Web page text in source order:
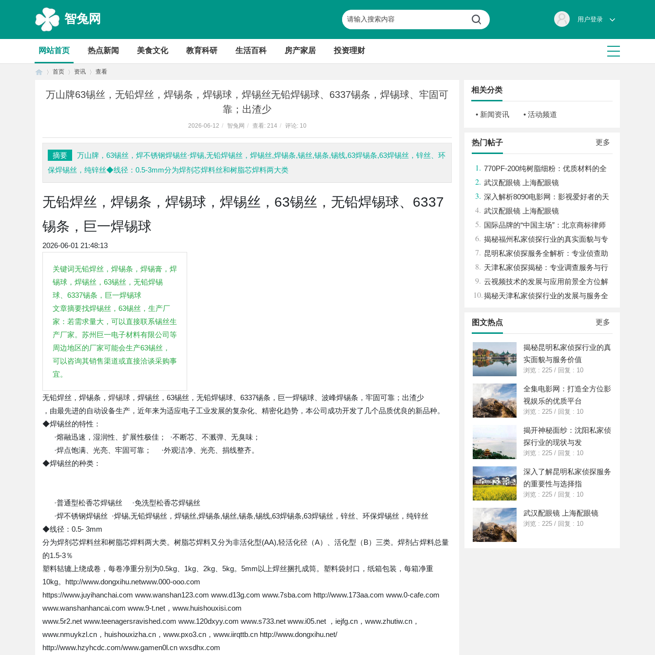
智兔网 用户登录
网站首页 热点新闻 美食文化 教育科研 生活百科 房产家居 投资理财
首页 资讯 查看
万山牌63锡丝，无铅焊丝，焊锡条，焊锡球，焊锡丝无铅焊锡球、6337锡条，焊锡球、牢固可
靠；出渣少
2026-06-12 / 智兔网 / 查看: 214 / 评论: 10
摘要
万山牌，63锡丝，焊不锈钢焊锡丝·焊锡,无铅焊锡丝，焊锡丝,焊锡条,锡丝,锡条,锡线,63焊锡条,63焊锡丝，锌丝、环
保焊锡丝，纯锌丝◆线径：0.5-3mm分为焊剂芯焊料丝和树脂芯焊料两大类
无铅焊丝，焊锡条，焊锡球，焊锡丝，63锡丝，无铅焊锡球、6337
锡条，巨一焊锡球
2026-06-01 21:48:13
关键词无铅焊丝，焊锡条，焊锡膏，焊
锡球，焊锡丝，63锡丝，无铅焊锡
球、6337锡条，巨一焊锡球
文章摘要找焊锡丝，63锡丝，生产厂
家：若需求量大，可以直接联系锡丝生
产厂家。苏州巨一电子材料有限公司等
周边地区的厂家可能会生产63锡丝，
可以咨询其销售渠道或直接洽谈采购事
宜。
无铅焊丝，焊锡条， 焊锡球 ，焊锡丝，63锡丝，无铅焊锡球、6337锡条，巨一焊锡球、波峰焊锡条，牢固可靠；出渣少
，由最先进的自动设备生产，近年来为适应电子工业发展的复杂化、精密化趋势，本公司成功开发了几个品质优良的新品种。
◆焊锡丝的特性：
·熔融迅速，湿润性、扩展性极佳； ·不断芯、不溅弹、无臭味；
·焊点饱满、光亮、牢固可靠； ·外观洁净、光亮、捐线整齐。
◆焊锡丝的种类：
·普通型松香芯焊锡丝 ·免洗型松香芯焊锡丝
·焊不锈钢焊锡丝 ·焊锡,无铅焊锡丝，焊锡丝,焊锡条,锡丝,锡条,锡线,63焊锡条,63焊锡丝，锌丝、环保焊锡丝，纯锌丝
◆线径：0.5- 3mm
分为焊剂芯焊料丝和树脂芯焊料两大类。树脂芯焊料又分为非活化型(AA),轻活化径（A）、活化型（B）三类。焊剂占焊料总量
的1.5-3％
塑料轱辘上绕成卷，每卷净重分别为0.5kg、1kg、2kg、5kg。5mm以上焊丝捆扎成筒。塑料袋封口，纸箱包装，每箱净重
10kg。http://www.dongxihu.netwww.000-ooo.com
https://www.juyihanchai.com www.wanshan123.com www.d13g.com www.7sba.com http://www.173aa.com www.0-cafe.com
www.wanshanhancai.com www.9-t.net，www.huishouxisi.com
www.5r2.net www.teenagersravished.com www.120dxyy.com www.s733.net www.i05.net ，iejfg.cn，www.zhutiw.cn，
www.nmuykzl.cn，huishouxizha.cn，www.pxo3.cn，www.iirqttb.cn http://www.dongxihu.net/
http://www.hzyhcdc.com/www.gamen0l.cn wxsdhx.com
相关分类
• 新闻资讯 • 活动频道
更多
热门帖子
1. 770PF-200纯树脂细粉：优质材料的全
貌与应用
2. 武汉配眼镜 上海配眼镜
3. 深入解析8090电影网：影视爱好者的天
堂与全新观影体验
4. 武汉配眼镜 上海配眼镜
5. 国际品牌的“中国主场”：北京商标律师
在跨境维权中的战略支点
6. 揭秘福州私家侦探行业的真实面貌与专
业服务
7. 昆明私家侦探服务全解析：专业侦查助
您解决疑难问题
8. 天津私家侦探揭秘：专业调查服务与行
业现状详细解析
9. 云视频技术的发展与应用前景全方位解
析
10.揭秘天津私家侦探行业的发展与服务全
更多
图文热点
揭秘昆明私家侦探行业的真
实面貌与服务价值
浏览 : 225 / 回复 : 10
全集电影网：打造全方位影
视娱乐的优质平台
浏览 : 225 / 回复 : 10
揭开神秘面纱：沈阳私家侦
探行业的现状与发
浏览 : 225 / 回复 : 10
深入了解昆明私家侦探服务
的重要性与选择指
浏览 : 225 / 回复 : 10
武汉配眼镜 上海配眼镜
浏览 : 225 / 回复 : 10